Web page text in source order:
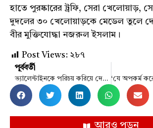
হাতে পুরষ্কারের ট্রফি, সেরা খেলোয়াড়,
দুদলের ৩০ খেলোয়াড়কে মেডেল তুলে
বীর মুক্তিযোদ্ধা নজরুল ইসলাম।
Post Views: ২৮৭
পূর্ববর্তী
ভ্যালেন্টাইনকে পরিচয় করিয়ে দেওয়ার কথা বলে লাইভে ‘চড়’ মারলেন পরী মণি